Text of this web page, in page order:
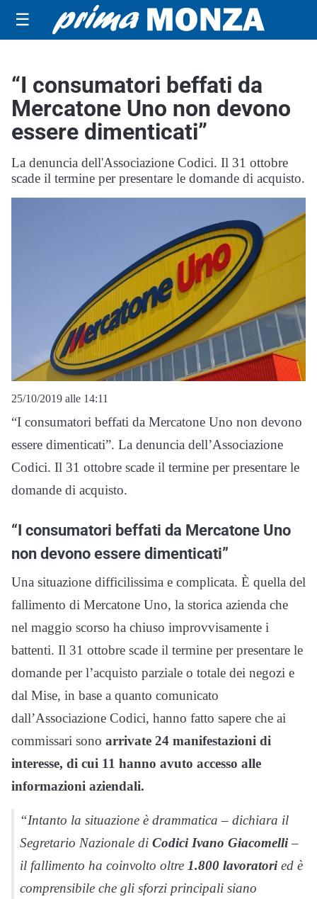
☰
“I consumatori beffati da
Mercatone Uno non devono
essere dimenticati”
La denuncia dell'Associazione Codici. Il 31 ottobre
scade il termine per presentare le domande di acquisto.
25/10/2019 alle 14:11
“I consumatori beffati da Mercatone Uno non devono
essere dimenticati”. La denuncia dell’Associazione
Codici. Il 31 ottobre scade il termine per presentare le
domande di acquisto.
“I consumatori beffati da Mercatone Uno
non devono essere dimenticati”
Una situazione difficilissima e complicata. È quella del
fallimento di Mercatone Uno, la storica azienda che
nel maggio scorso ha chiuso improvvisamente i
battenti. Il 31 ottobre scade il termine per presentare le
domande per l’acquisto parziale o totale dei negozi e
dal Mise, in base a quanto comunicato
dall’Associazione Codici, hanno fatto sapere che ai
commissari sono arrivate 24 manifestazioni di
interesse, di cui 11 hanno avuto accesso alle
informazioni aziendali.
“Intanto la situazione è drammatica – dichiara il
Segretario Nazionale di Codici Ivano Giacomelli–
il fallimento ha coinvolto oltre 1.800 lavoratoried è
comprensibile che gli sforzi principali siano